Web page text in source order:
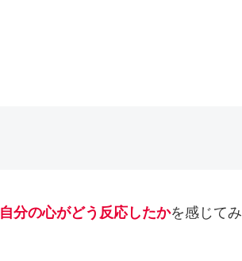
自分の心がどう反応したかを感じてみ